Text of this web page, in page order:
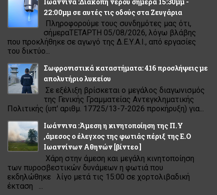
22:00μμ σε αυτές τις οδούς στα Ζευγάρια
Πληροφορούμε τους συνδημότες μας ότι,
σήμεραΤΕΤΑΡΤΗ 05/08/2026, λόγω βλάβης
που προκλήθηκε σε αγωγό της Δ.Ε.Υ.Α.Ι., από εργασίες
του δικτύο...
Σωφρονιστικά καταστήματα: 416 προσλήψεις με
απολυτήριο λυκείου
Σε εξέλιξη βρίσκεται ο μεγάλος διαγωνισμός
της Γενικής Γραμματείας Αντεγκληματικής
Πολιτικής (υπ' αριθμ. 17725/13-7-2026 προκήρυξη) για...
Ιωάννινα :Άμεση η κινητοποίηση της Π.Υ
,άμεσος ο έλεγχος της φωτιάς πέριξ της Ε.Ο
Ιωαννίνων Αθηνών [βίντεο ]
Χάρη στην άμεση και μεγάλη κινητοποίηση
των πυροσβεστικών δυνάμεων η φωτιά που
εκδηλώθηκε λίγο μετά τις 15:00 σε χορτολιβαδική
έκταση ...